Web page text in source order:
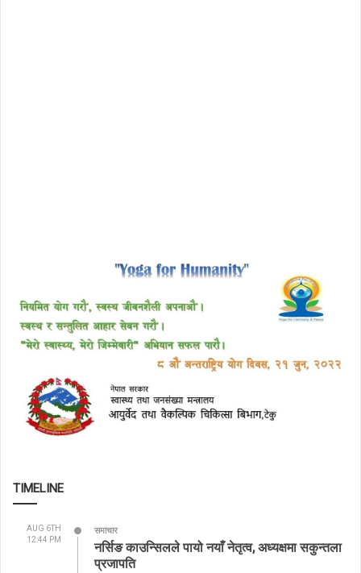
TIMELINE
AUG 6TH
12:44 PM
समाचार
नर्सिङ काउन्सिलले पायो नयाँ नेतृत्व, अध्यक्षमा सकुन्तला
प्रजापति